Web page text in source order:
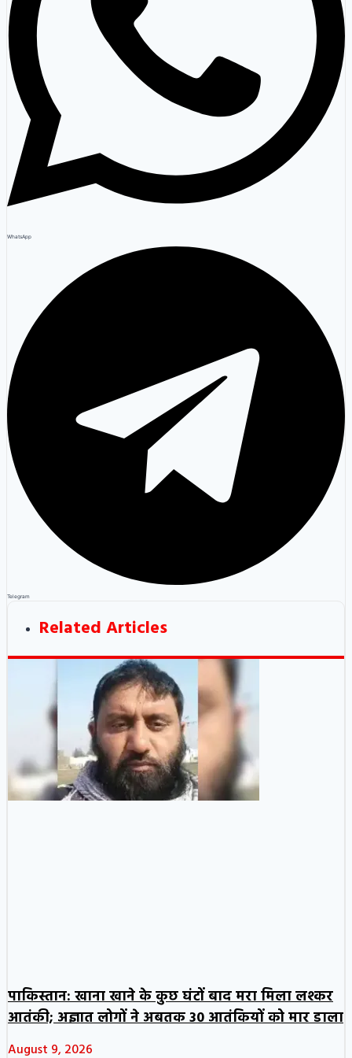
WhatsApp
Telegram
Related Articles
पाकिस्तान: खाना खाने के कुछ घंटों बाद मरा मिला लश्कर
आतंकी; अज्ञात लोगों ने अबतक 30 आतंकियों को मार डाला
August 9, 2026